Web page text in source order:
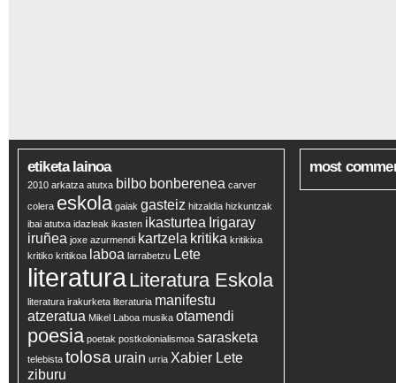
etiketa lainoa
2010 arkatza atutxa bilbo bonberenea carver
colera eskola gaiak gasteiz hitzaldia hizkuntzak
ibai atutxa idazleak ikasten ikasturtea Irigaray
iruñea joxe azurmendi kartzela kritika kritikixa
kritiko kritikoa laboa larrabetzu Lete
literaturaLiteratura Eskola
literatura irakurketa literaturia manifestu
atzeratua Mikel Laboa musika otamendi
poesia poetak postkolonialismoa sarasketa
telebista tolosa urain urria Xabier Lete
ziburu
most